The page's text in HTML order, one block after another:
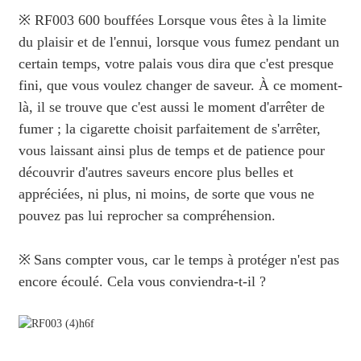
※ RF003 600 bouffées Lorsque vous êtes à la limite
du plaisir et de l'ennui, lorsque vous fumez pendant un
certain temps, votre palais vous dira que c'est presque
fini, que vous voulez changer de saveur. À ce moment-
là, il se trouve que c'est aussi le moment d'arrêter de
fumer ; la cigarette choisit parfaitement de s'arrêter,
vous laissant ainsi plus de temps et de patience pour
découvrir d'autres saveurs encore plus belles et
appréciées, ni plus, ni moins, de sorte que vous ne
pouvez pas lui reprocher sa compréhension.
※ Sans compter vous, car le temps à protéger n'est pas
encore écoulé. Cela vous conviendra-t-il ?